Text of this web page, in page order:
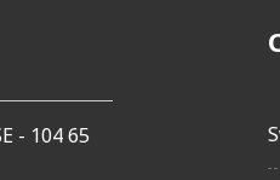
- 104 65